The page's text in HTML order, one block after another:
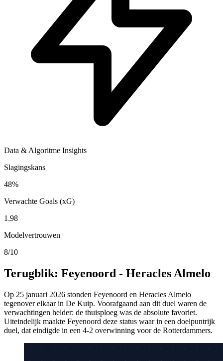
Data & Algoritme Insights
Slagingskans
48%
Verwachte Goals (xG)
1.98
Modelvertrouwen
8/10
Terugblik: Feyenoord - Heracles Almelo
Op 25 januari 2026 stonden Feyenoord en Heracles Almelo
tegenover elkaar in De Kuip. Voorafgaand aan dit duel waren de
verwachtingen helder: de thuisploeg was de absolute favoriet.
Uiteindelijk maakte Feyenoord deze status waar in een doelpuntrijk
duel, dat eindigde in een 4-2 overwinning voor de Rotterdammers.